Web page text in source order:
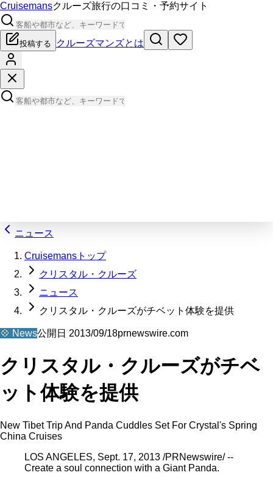
Cruisemansクルーズ旅行の口コミ・予約サイト
投稿する クルーズマンズとは
ニュース
Cruisemansトップ
クリスタル・クルーズ
ニュース
クリスタル・クルーズがチベット体験を提供
💠 News公開日 2013/09/18prnewswire.com
クリスタル・クルーズがチベ
ット体験を提供
New Tibet Trip And Panda Cuddles Set For Crystal's Spring
China Cruises
LOS ANGELES, Sept. 17, 2013 /PRNewswire/ --
Create a soul connection with a Giant Panda.